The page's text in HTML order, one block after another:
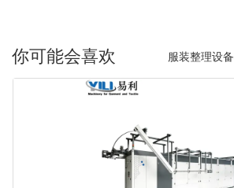
你可能会喜欢 服装整理设备